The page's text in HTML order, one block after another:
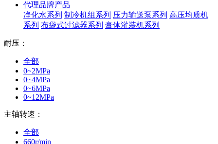
代理品牌产品
净化水系列 制冷机组系列 压力输送泵系列 高压均质机
系列 布袋式过滤器系列 膏体灌装机系列
耐压：
全部
0~2MPa
0~4MPa
0~6MPa
0~12MPa
主轴转速：
全部
660r/min